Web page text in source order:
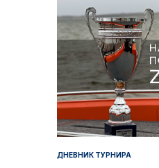
ДНЕВНИК ТУРНИРА